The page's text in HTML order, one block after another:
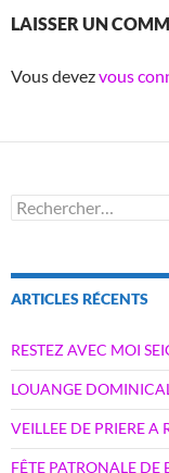
LAISSER UN
Vous devezvous
Rechercher :
ARTICLES RÉCENTS
RESTEZ AVEC MOI
LOUANGE
VEILLEE DE PRIERE A
FÊTE PATRONALE